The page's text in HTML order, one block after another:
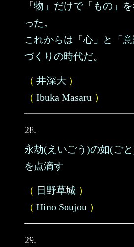
「物」だけで「もの」
った。
これからは「心」と「
づくりの時代だ。
（ 井深大 ）
（ Ibuka Masaru ）
28.
永劫(えいごう)の如(ご
を点滴す
（ 日野草城 ）
（ Hino Soujou ）
29.